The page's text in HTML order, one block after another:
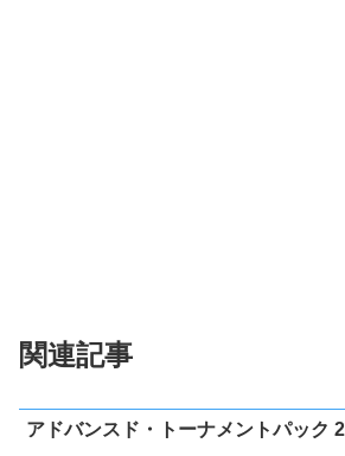
関連記事
アドバンスド・トーナメントパック